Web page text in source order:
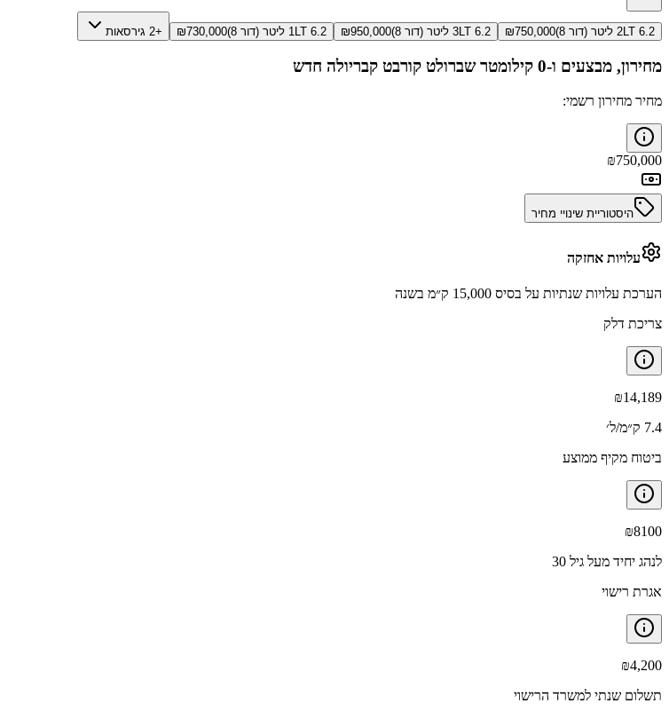
2LT 6.2 ליטר (דור 8) ₪750,000 3LT 6.2 ליטר (דור 8) ₪950,000 1LT 6.2 ליטר (דור 8) ₪730,000 +2 גירסאות
מחירון, מבצעים ו-0 קילומטר שברולט קורבט קבריולה חדש
מחיר מחירון רשמי:
₪750,000
היסטוריית שינויי מחיר
עלויות אחזקה
הערכת עלויות שנתיות על בסיס 15,000 ק״מ בשנה
צריכת דלק
₪14,189
7.4 ק״מ/ל׳
ביטוח מקיף ממוצע
₪8100
לנהג יחיד מעל גיל 30
אגרת רישוי
₪4,200
תשלום שנתי למשרד הרישוי